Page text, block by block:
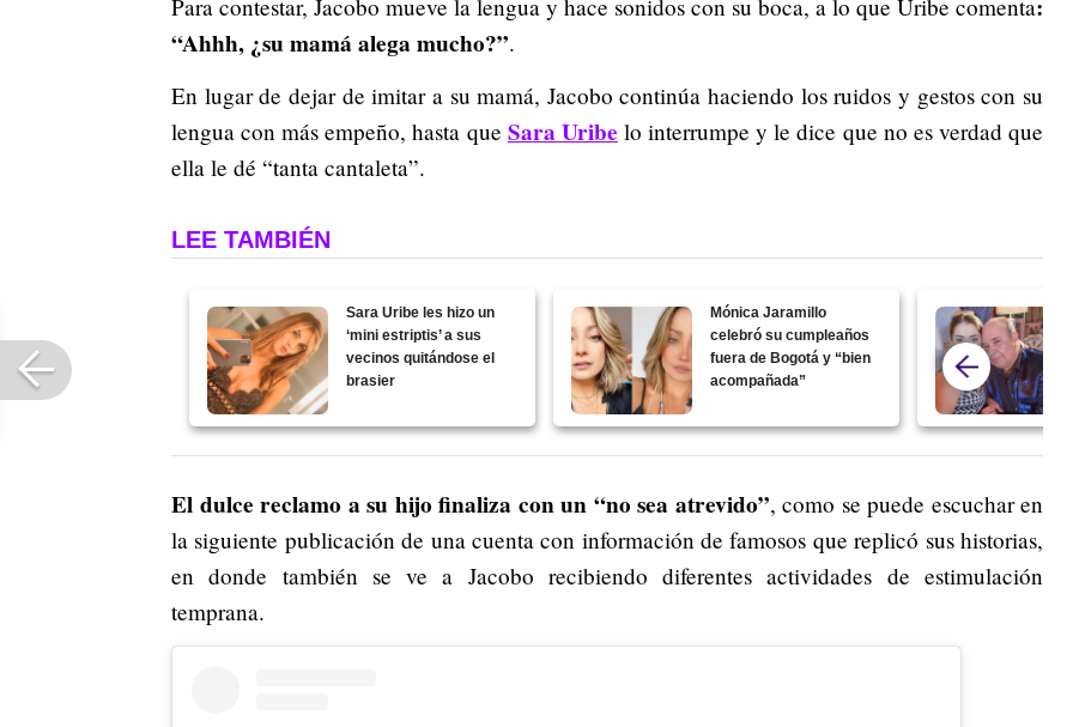
Para contestar, Jacobo mueve la lengua y hace sonidos con su boca, a lo que Uribe comenta
“Ahhh, ¿su mamá alega mucho?”.
En lugar de dejar de imitar a su mamá, Jacobo continúa haciendo los ruidos y gestos con su
lengua con más empeño, hasta que Sara Uribe lo interrumpe y le dice que no es verdad que
ella le dé “tanta cantaleta”.
LEE TAMBIÉN
Sara Uribe les hizo un
‘mini estriptis’ a sus
vecinos quitándose el
brasier
Mónica Jaramillo
celebró su cumpleaños
fuera de Bogotá y “bien
acompañada”
El dulce reclamo a su hijo finaliza con un “no sea atrevido”, como se puede escuchar en
la siguiente publicación de una cuenta con información de famosos que replicó sus historias,
en donde también se ve a Jacobo recibiendo diferentes actividades de estimulación
temprana.